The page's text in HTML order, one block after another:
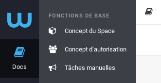
Docs
FONCTIONS DE BASE
Concept du Space
Concept d’autorisation
Tâches manuelles